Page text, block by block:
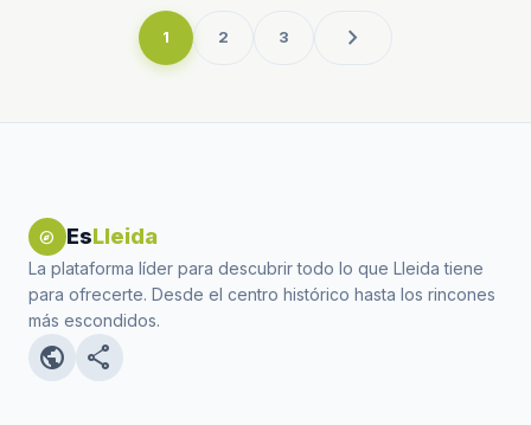
1 2 3 chevron_right
explore EsLleida
La plataforma líder para descubrir todo lo que Lleida tiene
para ofrecerte. Desde el centro histórico hasta los rincones
más escondidos.
public share